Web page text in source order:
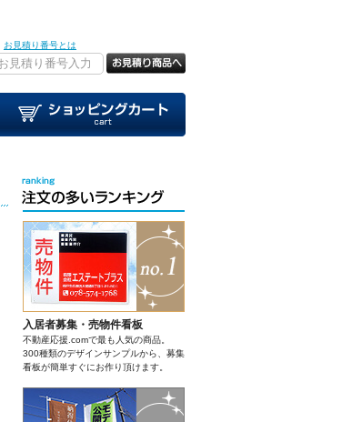
お見積り番号とは
入居者募集・売物件看板
不動産応援.comで最も人気の商品。
300種類のデザインサンプルから、募集
看板が簡単すぐにお作り頂けます。